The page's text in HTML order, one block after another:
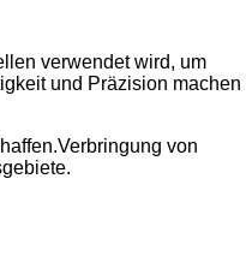
verwendet wird, um
und Präzision machen
von